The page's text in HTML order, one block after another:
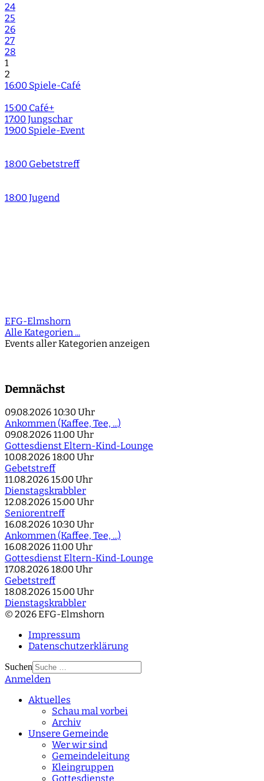
24
25
26
27
28
1
2
16:00 Spiele-Café
15:00 Café+
17:00 Jungschar
19:00 Spiele-Event
18:00 Gebetstreff
18:00 Jugend
EFG-Elmshorn
Alle Kategorien ...
Events aller Kategorien anzeigen
Demnächst
09.08.2026 10:30 Uhr
Ankommen (Kaffee, Tee, ...)
09.08.2026 11:00 Uhr
Gottesdienst Eltern-Kind-Lounge
10.08.2026 18:00 Uhr
Gebetstreff
11.08.2026 15:00 Uhr
Dienstagskrabbler
12.08.2026 15:00 Uhr
Seniorentreff
16.08.2026 10:30 Uhr
Ankommen (Kaffee, Tee, ...)
16.08.2026 11:00 Uhr
Gottesdienst Eltern-Kind-Lounge
17.08.2026 18:00 Uhr
Gebetstreff
18.08.2026 15:00 Uhr
Dienstagskrabbler
© 2026 EFG-Elmshorn
Impressum
Datenschutzerklärung
Suchen
Type 2 or more
Anmelden
Aktuelles
Schau mal vorbei
Archiv
Unsere Gemeinde
Wer wir sind
Gemeindeleitung
Kleingruppen
Gottesdienste